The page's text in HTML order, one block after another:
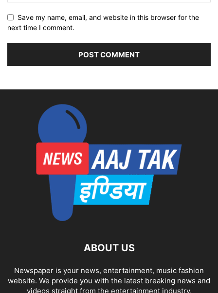
Save my name, email, and website in this browser for the
next time I comment.
ABOUT US
Newspaper is your news, entertainment, music fashion
website. We provide you with the latest breaking news and
videos straight from the entertainment industry.